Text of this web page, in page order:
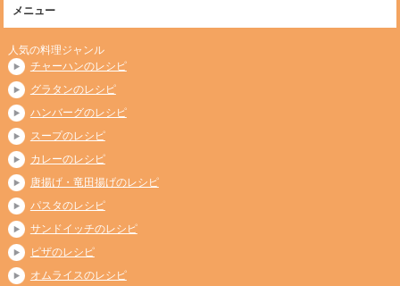
メニュー
人気の料理ジャンル
チャーハンのレシピ
グラタンのレシピ
ハンバーグのレシピ
スープのレシピ
カレーのレシピ
唐揚げ・竜田揚げのレシピ
パスタのレシピ
サンドイッチのレシピ
ピザのレシピ
オムライスのレシピ